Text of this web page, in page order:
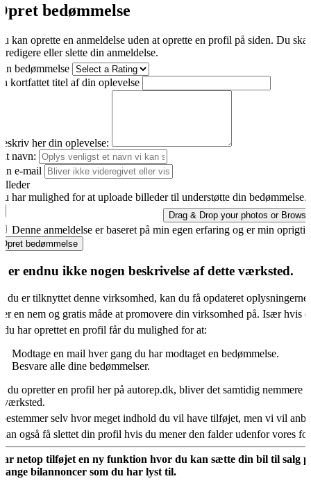
bedømmelse
kan oprette en anmeldelse uden at oprette en profil på siden. Du
redigere eller slette din anmeldelse.
bedømmelse
kortfattet titel af din oplevelse
her din oplevelse:
navn:
e-mail
har mulighed for at uploade billeder til understøtte din bedømmelse.
Drag & Drop your photos or Browse
Denne anmeldelse er baseret på min egen erfaring og er min
Opret bedømmelse
er endnu ikke nogen beskrivelse af dette værksted.
du er tilknyttet denne virksomhed, kan du få opdateret oplysningerne.
er en nem og gratis måde at promovere din virksomhed på. Især hvis
du har oprettet en profil får du mulighed for at:
Modtage en mail hver gang du har modtaget en bedømmelse.
Besvare alle dine bedømmelser.
du opretter en profil her på autorep.dk, bliver det samtidig nemmere
selv hvor meget indhold du vil have tilføjet, men vi vil
også få slettet din profil hvis du mener den falder udenfor vores
netop tilføjet en ny funktion hvor du kan sætte din bil til salg
bilannoncer som du har lyst til.